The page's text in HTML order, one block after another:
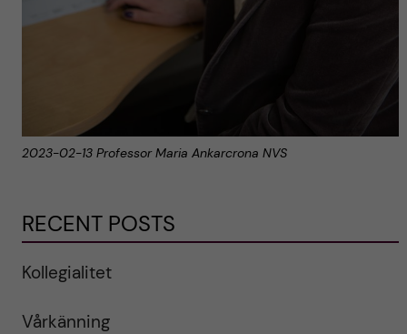
2023-02-13 Professor Maria Ankarcrona NVS
RECENT POSTS
Kollegialitet
Vårkänning